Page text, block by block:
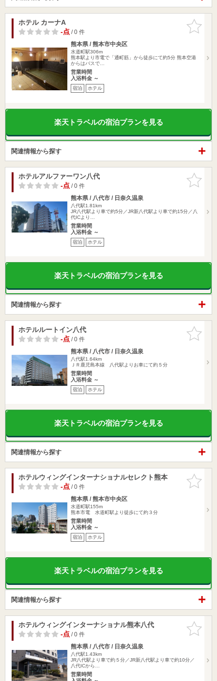
お気に入
りに追加
ホテル カーナA
-点/ 0 件
熊本県 / 熊本市中央区
水道町駅306m
熊本駅より市電で「通町筋」から徒歩にて約5分 熊本空港
からはバスで…
営業時間
入浴料金 ～
宿泊 ホテル
楽天トラベルの宿泊プランを見る
関連情報から探す
お気に入
りに追加
ホテルアルファーワン八代
-点/ 0 件
熊本県 / 八代市 / 日奈久温泉
八代駅1.81km
JR八代駅より車で約5分／JR新八代駅より車で約15分／八
代ICより…
営業時間
入浴料金 ～
宿泊 ホテル
楽天トラベルの宿泊プランを見る
関連情報から探す
お気に入
りに追加
ホテルルートイン八代
-点/ 0 件
熊本県 / 八代市 / 日奈久温泉
八代駅1.64km
ＪＲ鹿児島本線 八代駅よりお車にて約５分
営業時間
入浴料金 ～
宿泊 ホテル
楽天トラベルの宿泊プランを見る
関連情報から探す
お気に入
りに追加
ホテルウィングインターナショナルセレクト熊本
-点/ 0 件
熊本県 / 熊本市中央区
水道町駅155m
熊本市電 水道町駅より徒歩にて約３分
営業時間
入浴料金 ～
宿泊 ホテル
楽天トラベルの宿泊プランを見る
関連情報から探す
お気に入
りに追加
ホテルウィングインターナショナル熊本八代
-点/ 0 件
熊本県 / 八代市 / 日奈久温泉
八代駅1.43km
JR八代駅より車で約５分／JR新八代駅より車で約10分／
八代ICから…
営業時間